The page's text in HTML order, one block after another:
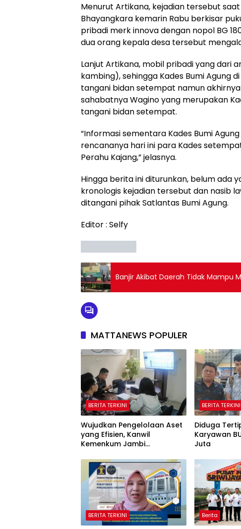
Menurut Artikana, kejadian tersebut
Bhayangkara kemarin Rabu berkisar
pribadi merk innova dengan nopol BG
dua orang kepala desa tersebut
Lanjut Artikana, mobil pribadi yang dari
kambing), sehingga Kades Bumi Agung
tangani bidan setempat namun
sahabatnya Wagino yang merupakan
tangani bidan setempat.
“Informasi sementara Kades Bumi
rencananya hari ini para Kades
Perahu Kajang,” jelasnya.
Hingga berita ini diturunkan, belum ada
kronologis kejadian tersebut dan nasib
ditangani pihak Satlantas Bumi Agung.
Editor : Selfy
Banjir Akibat Daerah Tidak Mampu
MATTANEWS POPULER
BERITA TERKINI
Wujudkan Pengelolaan Aset
yang Efisien, Kanwil
Kemenkum Jambi
Secara Transparan
BERITA TERKINI
Diduga
Karyawan
Juta
BERITA TERKINI Berita